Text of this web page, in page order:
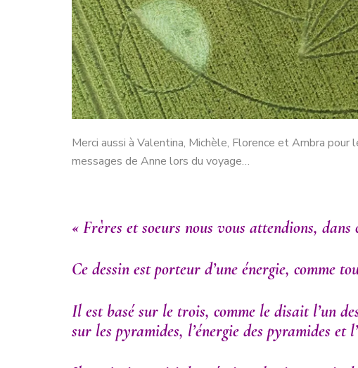
Merci aussi à Valentina, Michèle, Florence et Ambra
messages de Anne lors du voyage…
« Frères et soeurs nous vous attendions, dans
Ce dessin est porteur d’une énergie, comme
Il est basé sur le trois, comme le disait l’un
sur les pyramides, l’énergie des pyramides et